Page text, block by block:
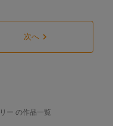
次へ
ー の作品一覧